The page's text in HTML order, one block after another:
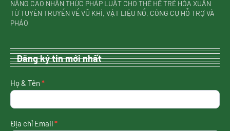
NÂNG CAO NHẬN THỨC PHÁP LUẬT CHO THẾ HỆ TRẺ HÒA XUÂN
TỪ TUYÊN TRUYỀN VỀ VŨ KHÍ, VẬT LIỆU NỔ, CÔNG CỤ HỖ TRỢ VÀ
PHÁO
Đăng ký tin mới nhất
nhận
tin
nhất
Họ & Tên *
Địa chỉ Email*